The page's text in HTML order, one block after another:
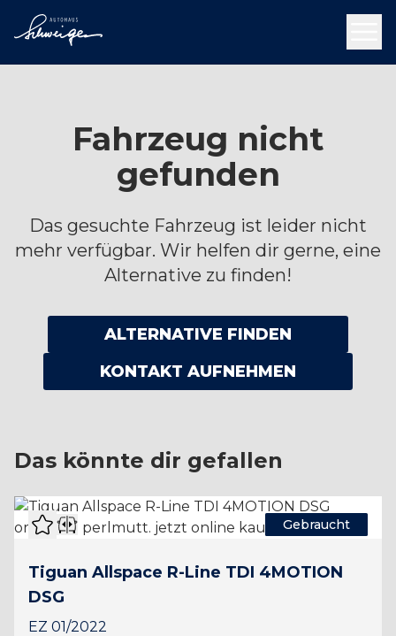
Fahrzeug nicht
gefunden
Das gesuchte Fahrzeug ist leider nicht
mehr verfügbar. Wir helfen dir gerne, eine
Alternative zu finden!
ALTERNATIVE FINDEN
KONTAKT AUFNEHMEN
Das könnte dir gefallen
Gebraucht
Tiguan Allspace R-Line TDI 4MOTION
DSG
EZ 01/2022